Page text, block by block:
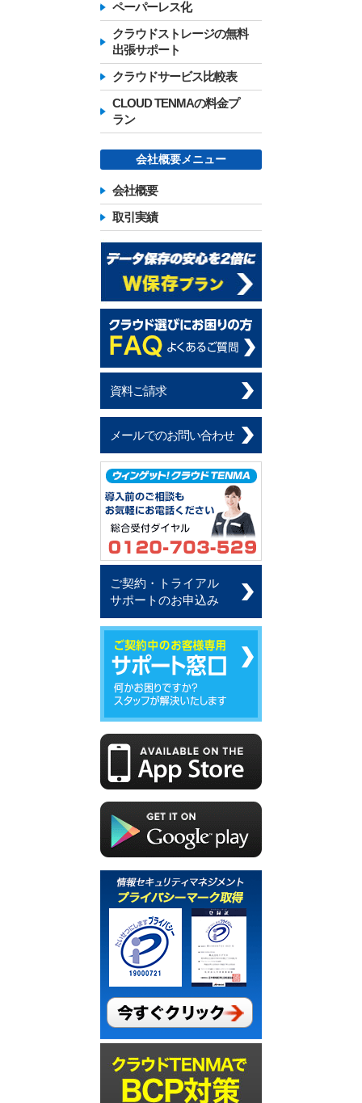
ペーパーレス化
クラウドストレージの無料
出張サポート
クラウドサービス比較表
CLOUD TENMAの料金プ
ラン
会社概要メニュー
会社概要
取引実績
資料ご請求
メールでのお問い合わせ
ご契約・トライアル
サポートのお申込み